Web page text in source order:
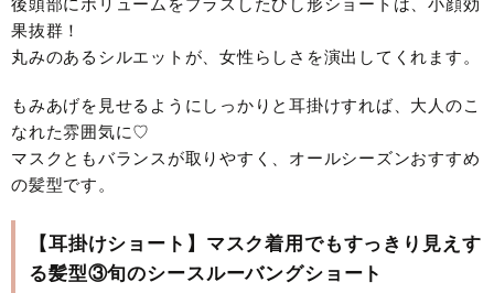
後頭部にボリュームをプラスしたひし形ショートは、小顔効
果抜群！
丸みのあるシルエットが、女性らしさを演出してくれます。
もみあげを見せるようにしっかりと耳掛けすれば、大人のこ
なれた雰囲気に♡
マスクともバランスが取りやすく、オールシーズンおすすめ
の髪型です。
【耳掛けショート】マスク着用でもすっきり見えす
る髪型③旬のシースルーバングショート